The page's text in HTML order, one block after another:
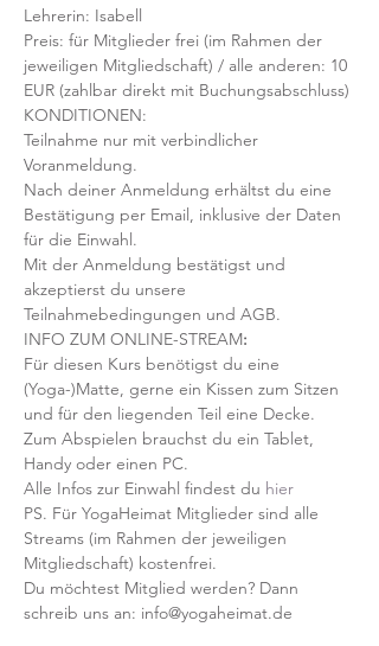
Lehrerin: Isabell
Preis: für Mitglieder frei (im Rahmen der
jeweiligen Mitgliedschaft) / alle anderen: 10
EUR (zahlbar direkt mit Buchungsabschluss)
KONDITIONEN:
Teilnahme nur mit verbindlicher
Voranmeldung.
Nach deiner Anmeldung erhältst du eine
Bestätigung per Email, inklusive der Daten
für die Einwahl.
Mit der Anmeldung bestätigst und
akzeptierst du unsere
Teilnahmebedingungen und AGB.
INFO ZUM ONLINE-STREAM:
Für diesen Kurs benötigst du eine
(Yoga-)Matte, gerne ein Kissen zum Sitzen
und für den liegenden Teil eine Decke.
Zum Abspielen brauchst du ein Tablet,
Handy oder einen PC.
Alle Infos zur Einwahl findest du hier
PS. Für YogaHeimat Mitglieder sind alle
Streams (im Rahmen der jeweiligen
Mitgliedschaft) kostenfrei.
Du möchtest Mitglied werden? Dann
schreib uns an: info@yogaheimat.de